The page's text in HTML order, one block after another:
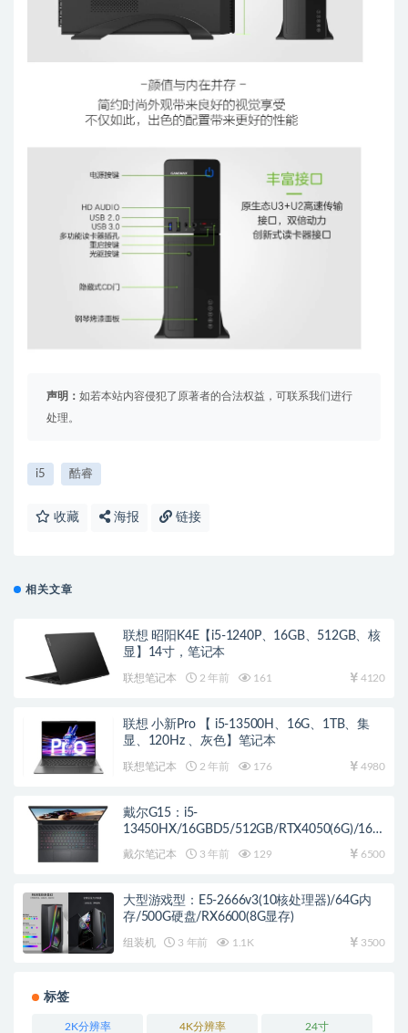
声明： 如若本站内容侵犯了原著者的合法权益，可联系我们进行
处理。
i5 酷睿
收藏 海报 链接
相关文章
联想 昭阳K4E【i5-1240P、16GB、512GB、核
显】14寸，笔记本
联想笔记本 2 年前 161 4120
联想 小新Pro 【 i5-13500H、16G、1TB、集
显、120Hz 、灰色】笔记本
联想笔记本 2 年前 176 4980
戴尔G15：i5-
13450HX/16GBD5/512GB/RTX4050(6G)/165
戴尔笔记本 3 年前 129 6500
大型游戏型：E5-2666v3(10核处理器)/64G内
存/500G硬盘/RX6600(8G显存)
组装机 3 年前 1.1K 3500
标签
2K分辨率 4K分辨率 24寸